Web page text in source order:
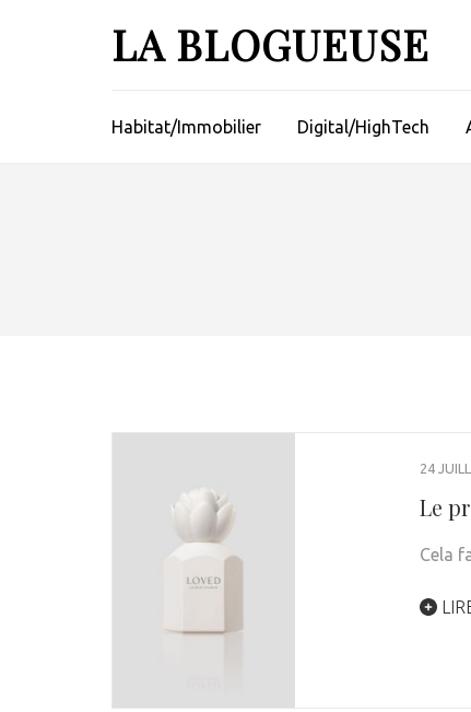
LA BLOGUEUSE
Habitat/Immobilier Digital/HighTech
24
Le
Cela